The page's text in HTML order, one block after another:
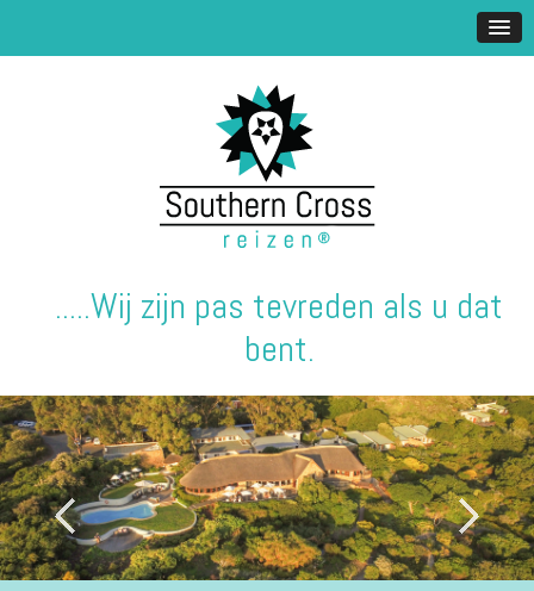
.....Wij zijn pas tevreden als u dat
bent.